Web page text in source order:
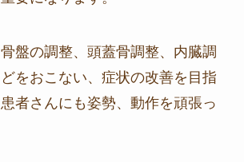
盤の調整、頭蓋骨調整、内臓調
をおこない、症状の改善を目指
者さんにも姿勢、動作を頑張っ